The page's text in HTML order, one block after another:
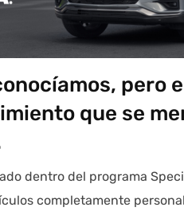
pero
que se
dentro del programa
completamente